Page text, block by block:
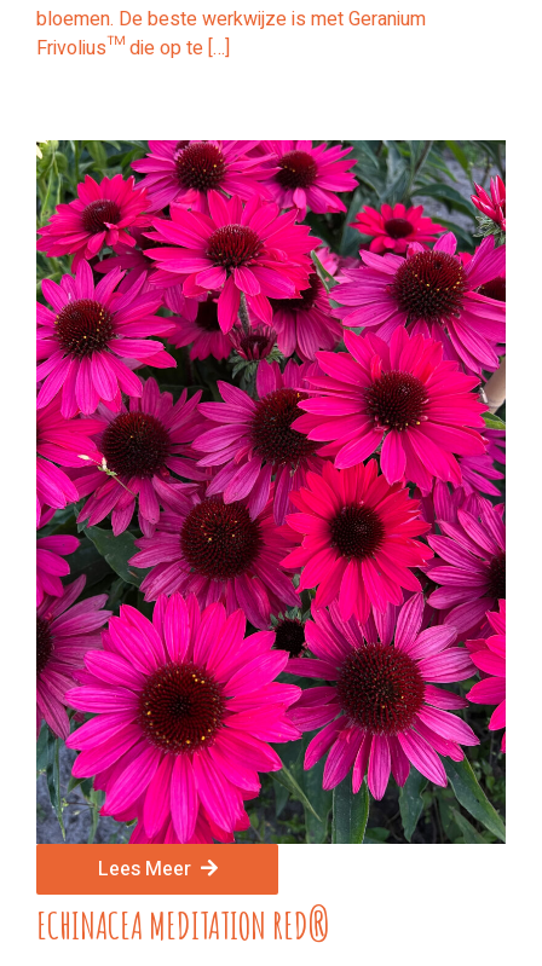
bloemen. De beste werkwijze is met Geranium
Frivolius™ die op te […]
Lees Meer
ECHINACEA MEDITATION RED®